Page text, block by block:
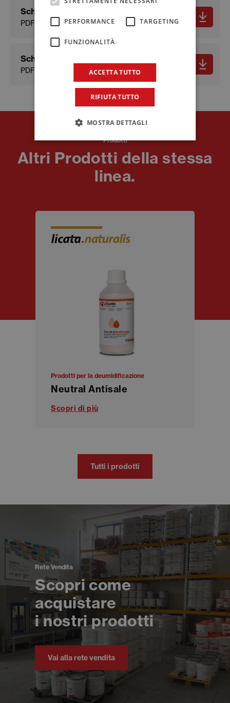
Scheda tecnica
PDF - 574.07 KB
Scheda sicurezza
PDF - 162.4 KB
Prodotti
Altri Prodotti della stessa
linea.
Prodotti per la deumidificazione
Neutral Antisale
Scopri di più
Tutti i prodotti
Rete Vendita
Scopri come
acquistare
i nostri prodotti
Vai alla rete vendita
PERFORMANCE TARGETING
FUNZIONALITÀ
ACCETTA TUTTO
RIFIUTA TUTTO
MOSTRA DETTAGLI